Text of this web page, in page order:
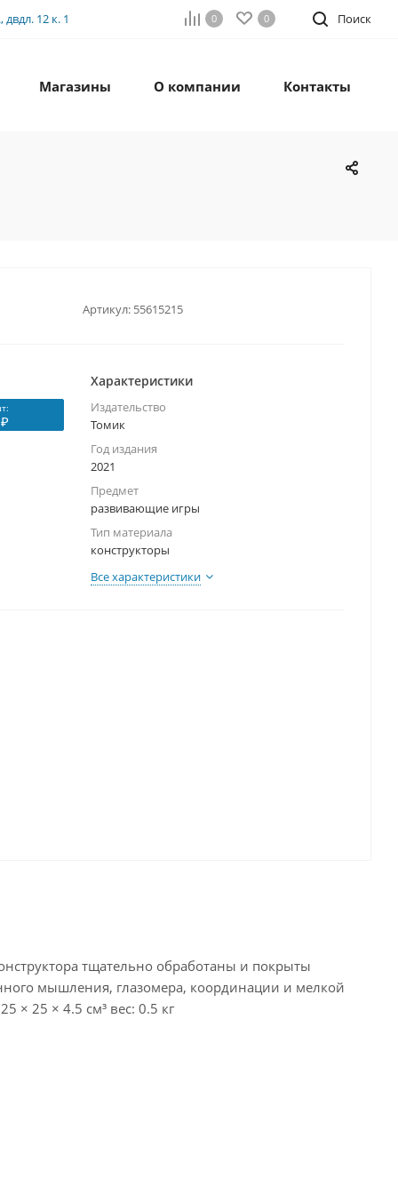
12 к. 1 Поиск
0 0
Магазины О компании Контакты
Артикул: 55615215
Характеристики
Издательство
Томик
Год издания
2021
Предмет
развивающие игры
Тип материала
конструкторы
Все характеристики
тщательно обработаны и покрыты
мышления, глазомера, координации и мелкой
× 25 × 4.5 см³ вес: 0.5 кг